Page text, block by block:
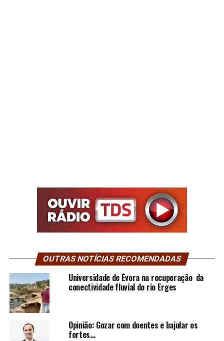
OUTRAS NOTÍCIAS RECOMENDADAS
Universidade de Évora na recuperação da
conectividade fluvial do rio Erges
Opinião: Gozar com doentes e bajular os
fortes…